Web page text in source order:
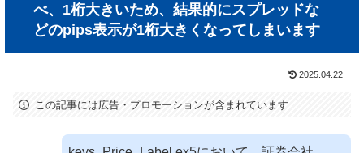
べ、1桁大きいため、結果的にスプレッドな
どのpips表示が1桁大きくなってしまいます
2025.04.22
この記事には広告・プロモーションが含まれています